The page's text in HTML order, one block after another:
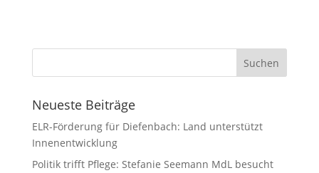
Neueste Beiträge
ELR-Förderung für Diefenbach: Land unterstützt
Innenentwicklung
Politik trifft Pflege: Stefanie Seemann MdL besucht